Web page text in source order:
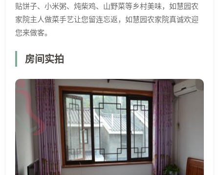
贴饼子、小米粥、炖柴鸡、山野菜等乡村美味，如慧园农
家院主人做菜手艺让您留连忘返，如慧园农家院真诚欢迎
您来做客。
房间实拍